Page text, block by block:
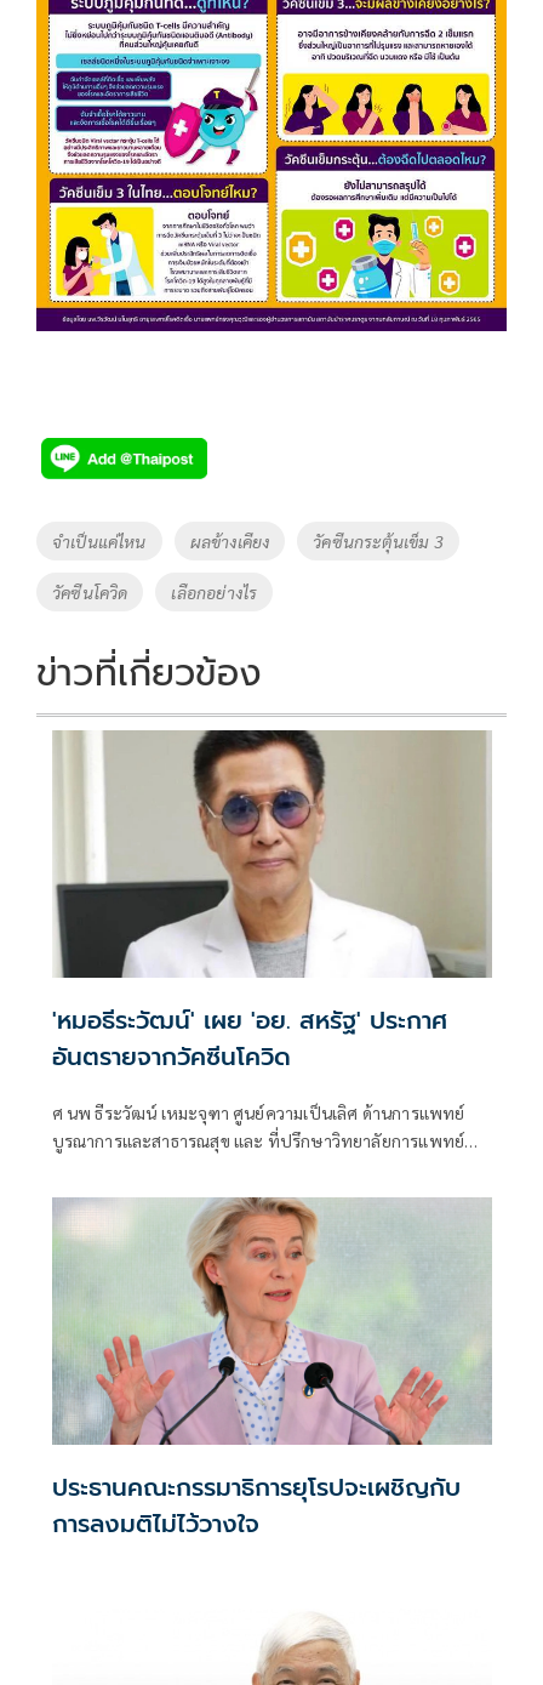
Tags
จำเป็นแค่ไหน ผลข้างเคียง วัคซีนกระตุ้นเข็ม 3
วัคซีนโควิด เลือกอย่างไร
ข่าวที่เกี่ยวข้อง
'หมอธีระวัฒน์' เผย 'อย. สหรัฐ' ประกาศ
อันตรายจากวัคซีนโควิด
ศ นพ ธีระวัฒน์ เหมะจุฑา ศูนย์ความเป็นเลิศ ด้านการแพทย์
บูรณาการและสาธารณสุข และ ที่ปรึกษาวิทยาลัยการแพทย์
ประธานคณะกรรมาธิการยุโรปจะเผชิญกับ
การลงมติไม่ไว้วางใจ